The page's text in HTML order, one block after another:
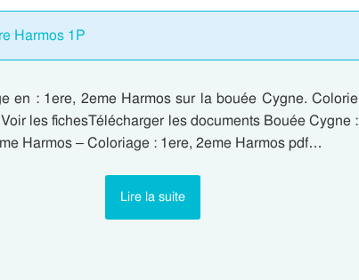
Harmos 1P
en : 1ere, 2eme Harmos sur la bouée Cygne. Colorie
Voir les fichesTélécharger les documents Bouée Cygne :
Harmos – Coloriage : 1ere, 2eme Harmos pdf…
Lire la suite